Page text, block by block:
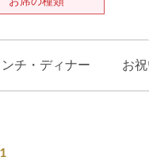
チ・ディナー お